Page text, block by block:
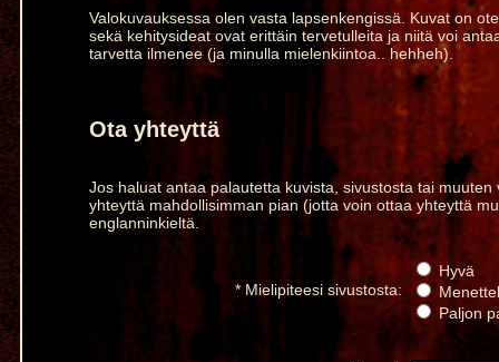
Valokuvauksessa olen vasta lapsenkengissä. Kuvat on
sekä kehitysideat ovat erittäin tervetulleita ja niitä voi
tarvetta ilmenee (ja minulla mielenkiintoa.. hehheh).
Ota yhteyttä
Jos haluat antaa palautetta kuvista, sivustosta tai
yhteyttä mahdollisimman pian (jotta voin ottaa yhteyttä
englanninkieltä.
* Mielipiteesi sivustosta:
Hyvä
Paljon